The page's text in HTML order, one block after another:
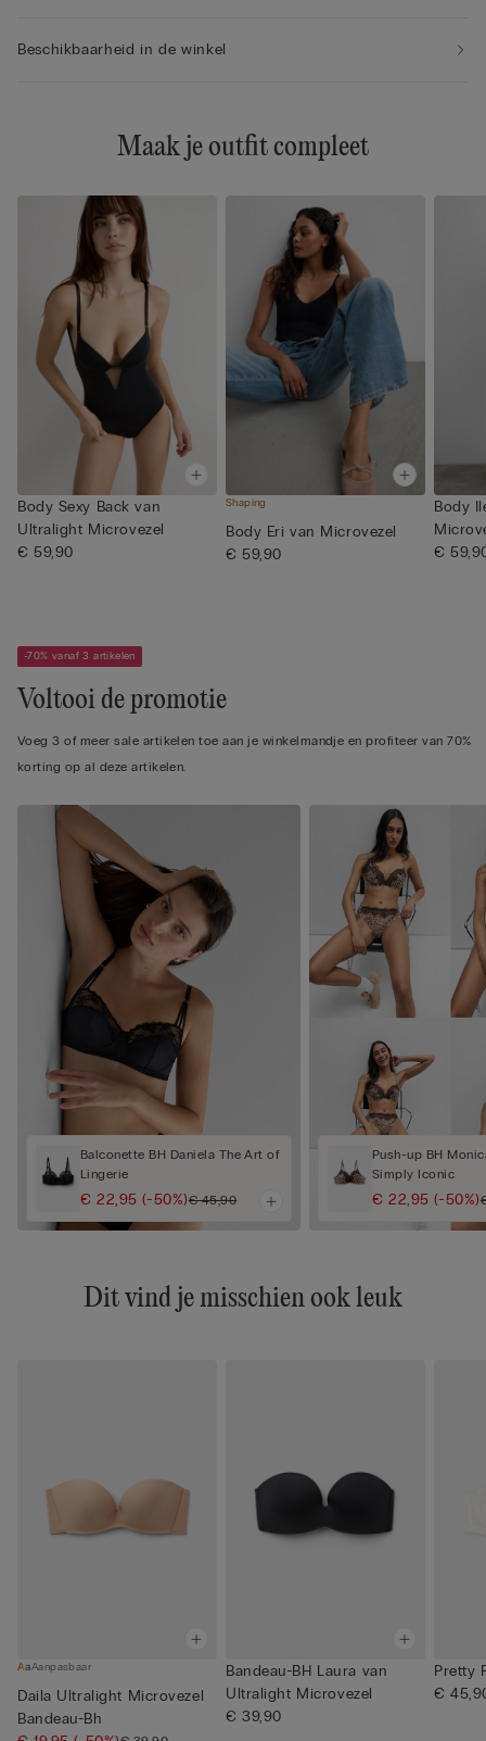
Beschikbaarheid in de winkel
Maak je outfit compleet
Body Sexy Back van
Ultralight Microvezel
€ 59,90
Shaping
Body Eri van Microvezel
€ 59,90
Body
€
-70% vanaf 3 artikelen
Voltooi de promotie
Voeg 3 of meer sale artikelen toe aan je winkelmandje en profiteer van 70%
korting op al deze artikelen.
Balconette BH Daniela The Art of
Lingerie
€ 22,95(-50%)€ 45,90
Push-up BH
Simply Iconic
€ 22,95(-50%)
Dit vind je misschien ook leuk
Aanpasbaar
Daila Ultralight Microvezel
Bandeau-Bh
Bandeau-BH Laura van
Ultralight Microvezel
€ 39,90
Pretty
€